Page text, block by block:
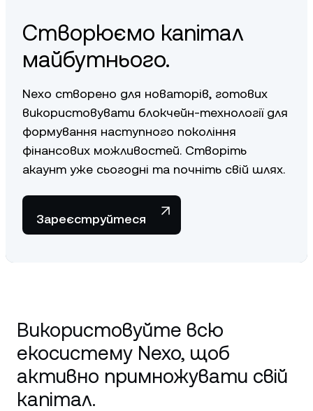
Створюємо капітал
майбутнього.
Nexo створено для новаторів, готових
використовувати блокчейн-технології для
формування наступного покоління
фінансових можливостей. Створіть
акаунт уже сьогодні та почніть свій шлях.
Зареєструйтеся
Використовуйте всю
екосистему Nexo, щоб
активно примножувати свій
капітал.